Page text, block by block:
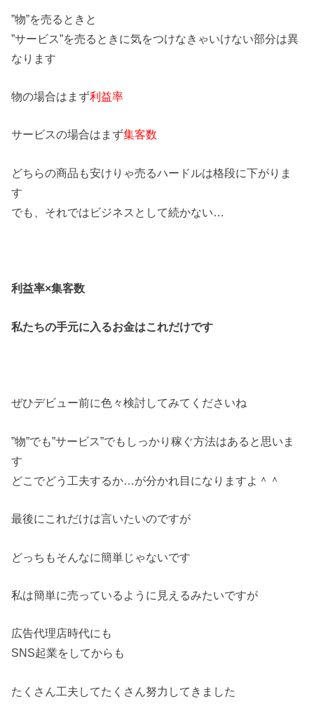
”物”を売るときと
”サービス”を売るときに気をつけなきゃいけない部分は異
なります
物の場合はまず利益率
サービスの場合はまず集客数
どちらの商品も安けりゃ売るハードルは格段に下がりま
す
でも、それではビジネスとして続かない…
利益率×集客数
私たちの手元に入るお金はこれだけです
ぜひデビュー前に色々検討してみてくださいね
”物”でも”サービス”でもしっかり稼ぐ方法はあると思いま
す
どこでどう工夫するか…が分かれ目になりますよ＾＾
最後にこれだけは言いたいのですが
どっちもそんなに簡単じゃないです
私は簡単に売っているように見えるみたいですが
広告代理店時代にも
SNS起業をしてからも
たくさん工夫してたくさん努力してきました